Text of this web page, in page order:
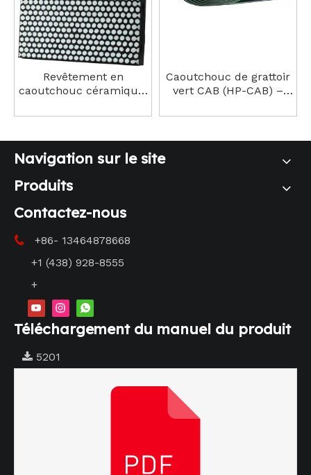
Revêtement en
caoutchouc céramique,
qualité hautement
Caoutchouc de grattoir
vert CAB (HP-CAB) –
de bande transporteuse
Navigation sur le site
Produits
Contactez-nous

+86- 13464878668
+1 (438) 928-8555
+
Téléchargement du manuel du produit
5201